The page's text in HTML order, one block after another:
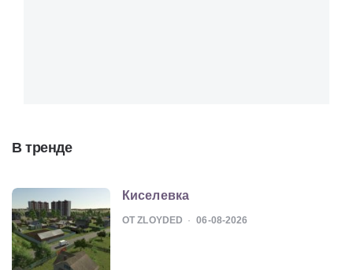
В тренде
Киселевка
ОТ ZLOYDED 06-08-2026